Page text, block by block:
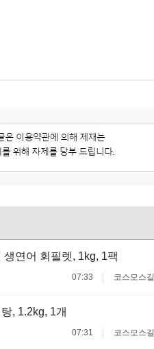
연어 회필렛, 1kg, 1팩
07:33 코스모스길
, 1.2kg, 1개
07:31 코스모스길